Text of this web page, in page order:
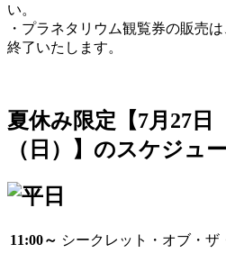
い。
・プラネタリウム観覧券の販売
終了いたします。
夏休み限定【7月27日
（日）】のスケジュ
11:00～ シークレット・オブ・ザ